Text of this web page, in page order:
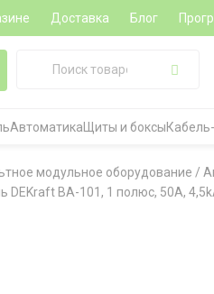
Доставка Блог
Автоматика Щиты и боксы
модульное оборудование /
DEKraft ВА-101, 1 полюс, 50A,